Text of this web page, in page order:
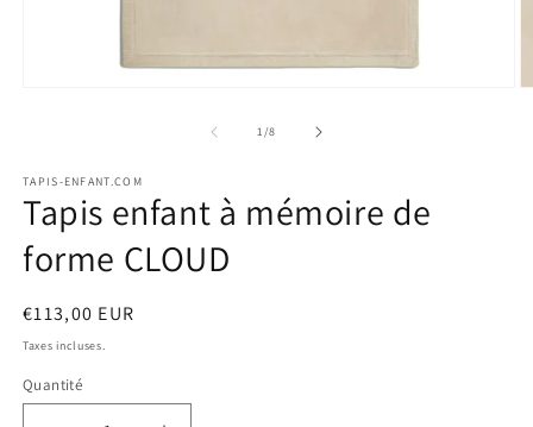
une
fenêtre
modale
1/de
8
TAPIS-ENFANT.COM
Tapis enfant à mémoire de
forme CLOUD
Prix
habituel
€113,00 EUR
Taxes incluses.
Quantité
Quantité